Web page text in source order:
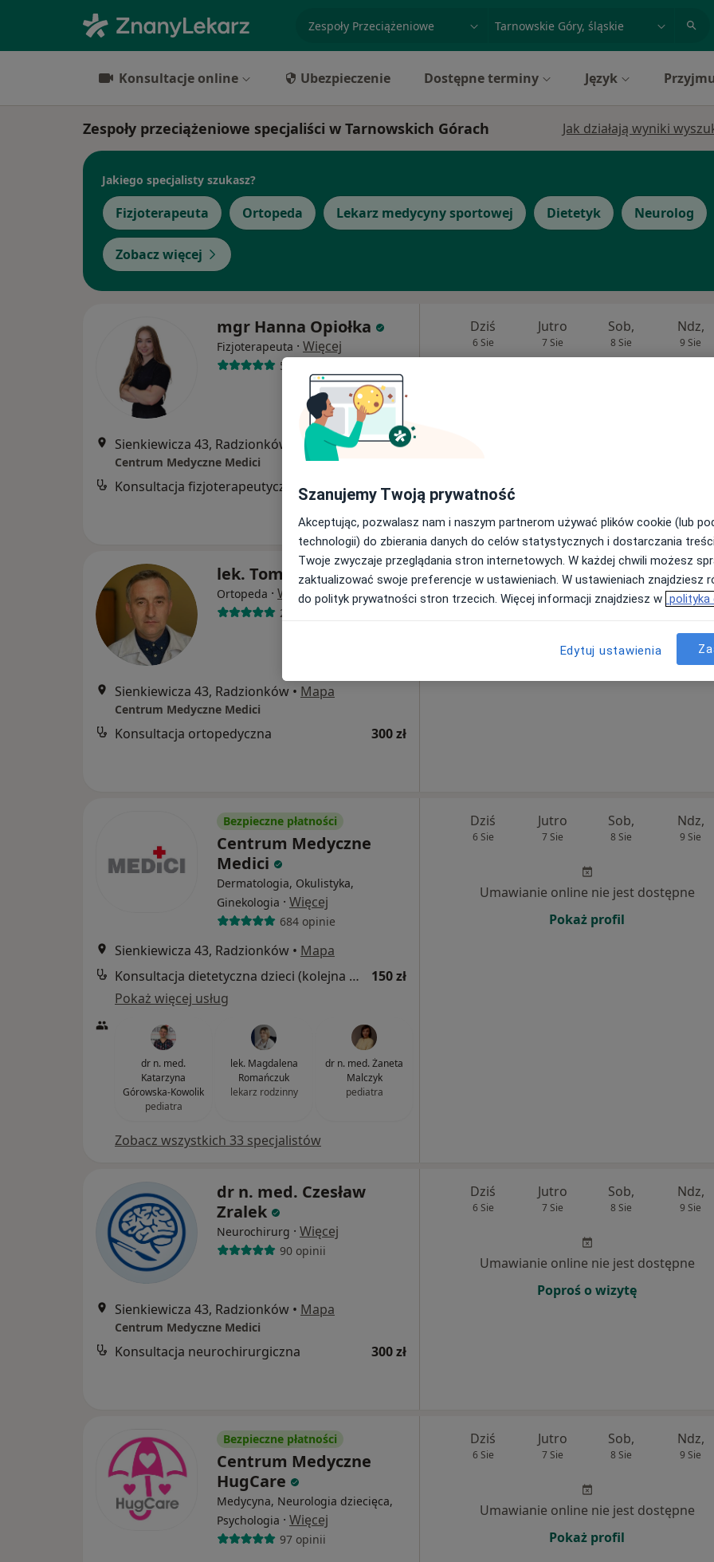
miasto lub dzielnica
Konsultacje online Ubezpieczenie Dostępne terminy Język
Zespoły przeciążeniowe specjaliści w Tarnowskich Górach Jak działają wyniki
Jakiego specjalisty szukasz?
Fizjoterapeuta Ortopeda Lekarz medycyny sportowej Dietetyk Neurolog
Zobacz więcej
mgr Hanna Opiołka
Fizjoterapeuta · Więcej
51 opinii
Sienkiewicza 43, Radzionków Mapa
Centrum Medyczne Medici
Konsultacja fizjoterapeutyczna 150 zł
Dziś
6 Sie
Jutro
7 Sie
Sob,
8 Sie
Ndz,
9 Sie
lek. Tomasz Lichorad
Ortopeda · Więcej
25 opinii
Sienkiewicza 43, Radzionków • Mapa
Centrum Medyczne Medici
Konsultacja ortopedyczna 300 zł
Dziś Jutro Sob, Ndz,
9 Sie
Umawianie online nie jest dostępne
Bezpieczne płatności
Centrum Medyczne
Medici
Dermatologia, Okulistyka,
Ginekologia · Więcej
684 opinie
Sienkiewicza 43, Radzionków • Mapa
Konsultacja dietetyczna dzieci (kolejna wizyta)
150 zł
Pokaż więcej usług
dr n. med.
Katarzyna
Górowska-Kowolik
pediatra
lek. Magdalena
Romańczuk
lekarz rodzinny
dr n. med. Żaneta
Malczyk
pediatra
Zobacz wszystkich 33 specjalistów
Dziś
6 Sie
Jutro
7 Sie
Sob,
8 Sie
Ndz,
9 Sie
Umawianie online nie jest dostępne
Pokaż profil
dr n. med. Czesław
Zralek
Neurochirurg · Więcej
90 opinii
Sienkiewicza 43, Radzionków • Mapa
Centrum Medyczne Medici
Konsultacja neurochirurgiczna 300 zł
Dziś
6 Sie
Jutro
7 Sie
Sob,
8 Sie
Ndz,
9 Sie
Umawianie online nie jest dostępne
Poproś o wizytę
Bezpieczne płatności
Centrum Medyczne
HugCare
Medycyna, Neurologia dziecięca,
Psychologia · Więcej
97 opinii
Dziś
6 Sie
Jutro
7 Sie
Sob,
8 Sie
Ndz,
9 Sie
Umawianie online nie jest dostępne
Pokaż profil
Szanujemy Twoją prywatność
Akceptując, pozwalasz nam i naszym partnerom używać plików cookie (lub
technologii) do zbierania danych do celów statystycznych i dostarczania
Twoje zwyczaje przeglądania stron internetowych. W każdej chwili możesz
zaktualizować swoje preferencje w ustawieniach. W ustawieniach znajdziesz
do polityk prywatności stron trzecich. Więcej informacji znajdziesz w polityka
Edytuj ustawienia